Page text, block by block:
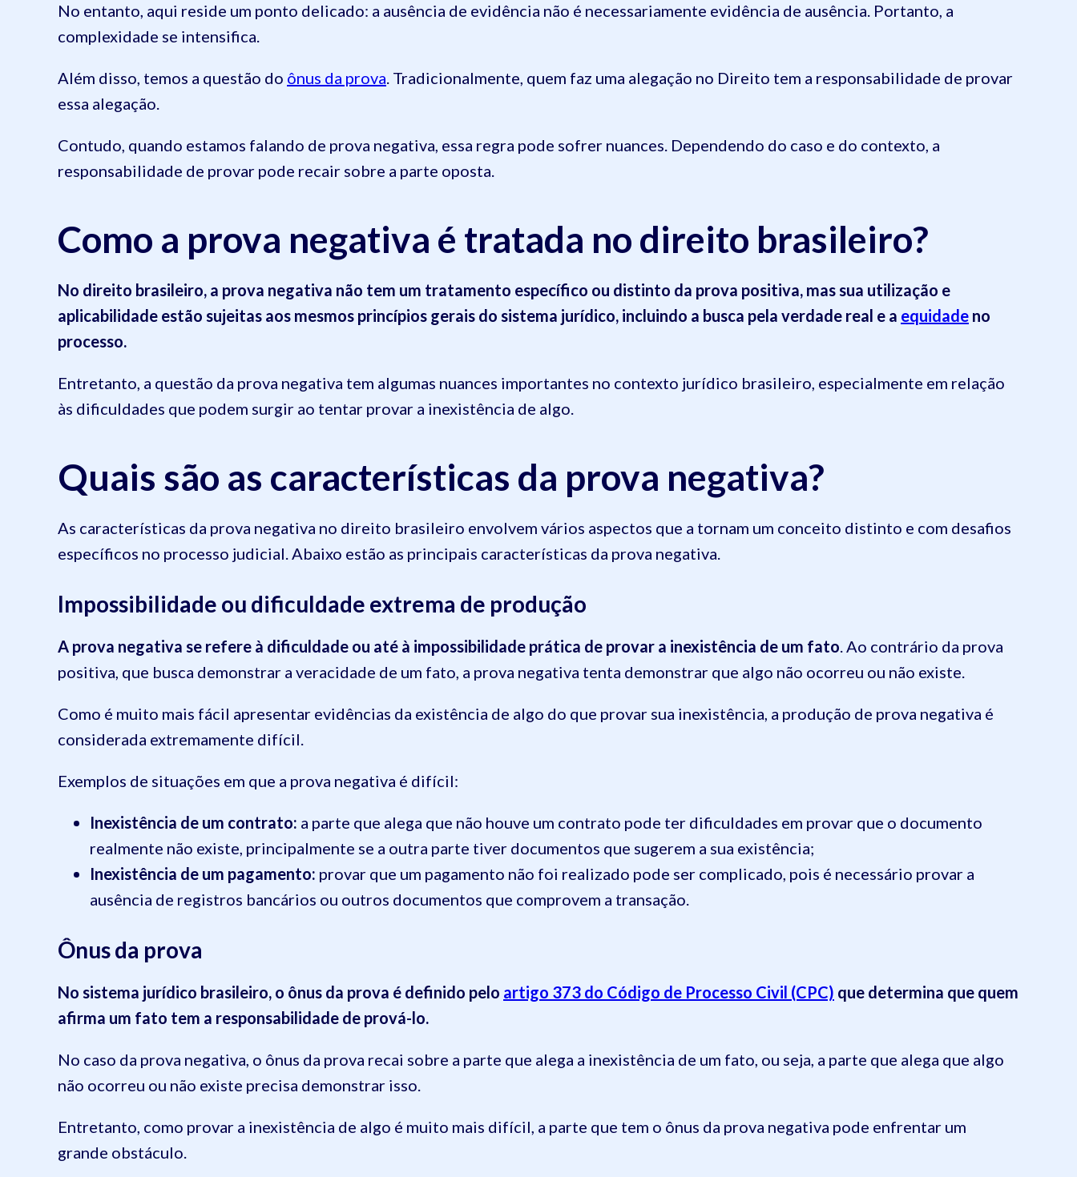
No entanto, aqui reside um ponto delicado: a ausência de evidência não é necessariamente evidência de ausência. Portanto, a
complexidade se intensifica.
Além disso, temos a questão do ônus da prova. Tradicionalmente, quem faz uma alegação no Direito tem a responsabilidade de provar
essa alegação.
Contudo, quando estamos falando de prova negativa, essa regra pode sofrer nuances. Dependendo do caso e do contexto, a
responsabilidade de provar pode recair sobre a parte oposta.
Como a prova negativa é tratada no direito brasileiro?
No direito brasileiro, a prova negativa não tem um tratamento específico ou distinto da prova positiva, massua utilização e
aplicabilidade estão sujeitas aos mesmos princípios gerais do sistema jurídico, incluindo a busca pela verdade real e a equidade no
processo.
Entretanto, a questão da prova negativa tem algumas nuances importantes no contexto jurídico brasileiro, especialmente em relação
às dificuldades que podem surgir ao tentar provar a inexistência de algo.
Quais são as características da prova negativa?
As características da prova negativa no direito brasileiro envolvem vários aspectos que a tornam um conceito distinto e com desafios
específicos no processo judicial. Abaixo estão as principais características da prova negativa.
Impossibilidade ou dificuldade extrema de produção
A prova negativa se refere à dificuldade ou até à impossibilidade prática de provar a inexistência de um fato. Ao contrário da prova
positiva, que busca demonstrar a veracidade de um fato, a prova negativa tenta demonstrar que algo não ocorreu ou não existe.
Como é muito mais fácil apresentar evidências da existência de algo do que provar sua inexistência, a produção de prova negativa é
considerada extremamente difícil.
Exemplos de situações em que a prova negativa é difícil:
Inexistência de um contrato: a parte que alega que não houve um contrato pode ter dificuldades em provar que o documento
realmente não existe, principalmente se a outra parte tiver documentos que sugerem a sua existência;
Inexistência de um pagamento: provar que um pagamento não foi realizado pode ser complicado, pois é necessário provar a
ausência de registros bancários ou outros documentos que comprovem a transação.
Ônus da prova
No sistema jurídico brasileiro, o ônus da prova é definido pelo artigo 373 do Código de Processo Civil (CPC) que determina que quem
afirma um fato tem a responsabilidade de prová-lo.
No caso da prova negativa, o ônus da prova recai sobre a parte que alega a inexistência de um fato, ou seja, a parte que alega que algo
não ocorreu ou não existe precisa demonstrar isso.
Entretanto, como provar a inexistência de algo é muito mais difícil, a parte que tem o ônus da prova negativa pode enfrentar um
grande obstáculo.